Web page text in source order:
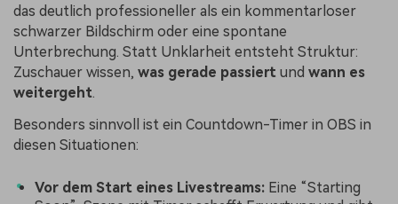
das deutlich professioneller als ein kommentarloser
schwarzer Bildschirm oder eine spontane
Unterbrechung. Statt Unklarheit entsteht Struktur:
Zuschauer wissen, was gerade passiert und wann es
weitergeht.
Besonders sinnvoll ist ein Countdown-Timer in OBS in
diesen Situationen:
Vor dem Start eines Livestreams: Eine “Starting